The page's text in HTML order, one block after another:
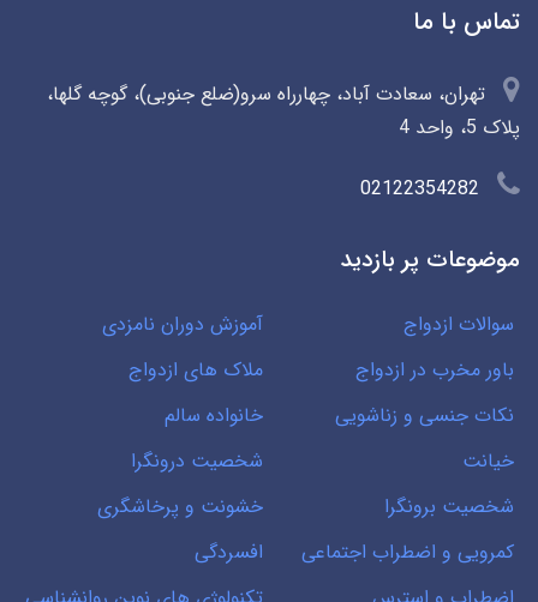
تماس با ما
تهران، سعادت آباد، چهارراه سرو(ضلع جنوبی)، گوچه گلها،
پلاک 5، واحد 4
02122354282
موضوعات پر بازدید
سوالات ازدواج
آموزش دوران نامزدی
باور مخرب در ازدواج
ملاک های ازدواج
نکات جنسی و زناشویی
خانواده سالم
خیانت
شخصیت درونگرا
شخصیت برونگرا
خشونت و پرخاشگری
کمرویی و اضطراب اجتماعی
افسردگی